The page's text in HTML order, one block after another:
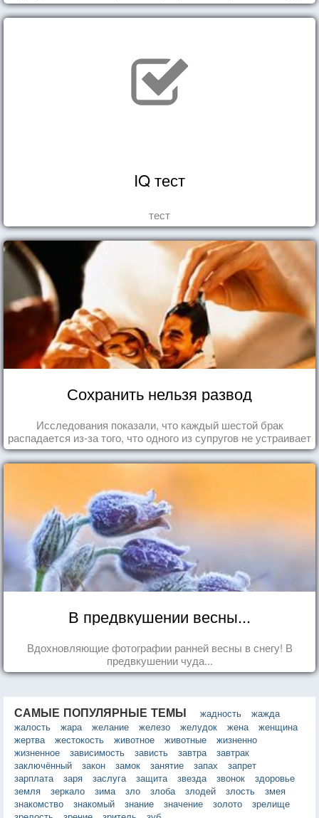
IQ тест
тест
Сохранить нельзя развод
Исследования показали, что каждый шестой брак
распадается из-за того, что одного из супругов не устраивает
та роль, которая выпала ему в семье.
В предвкушении весны...
Вдохновляющие фотографии ранней весны в снегу! В
предвкушении чуда...
САМЫЕ ПОПУЛЯРНЫЕ ТЕМЫ жадность
жажда
жалость
жара желание железо желудок жена
женщина
жертва
жестокость животное животные
жизненно
жизненное
зависимость зависть завтра
завтрак
заключённый
закон замок занятие запах
запрет
зарплата
заря заслуга защита звезда звонок
здоровье
земля
зеркало зима зло злоба злодей злость
змея
знакомство
знакомый знание значение золото
зрелище